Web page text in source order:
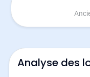
Analyse des